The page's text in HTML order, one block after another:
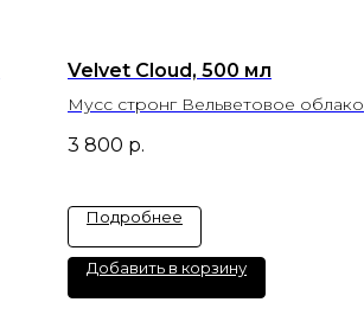
Velvet Cloud, 500 мл
Мусс стронг Вельветовое облако
3 800 р.
Подробнее
Добавить в корзину